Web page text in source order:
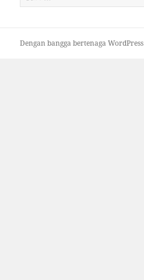
untuk:
Dengan bangga bertenaga WordPress